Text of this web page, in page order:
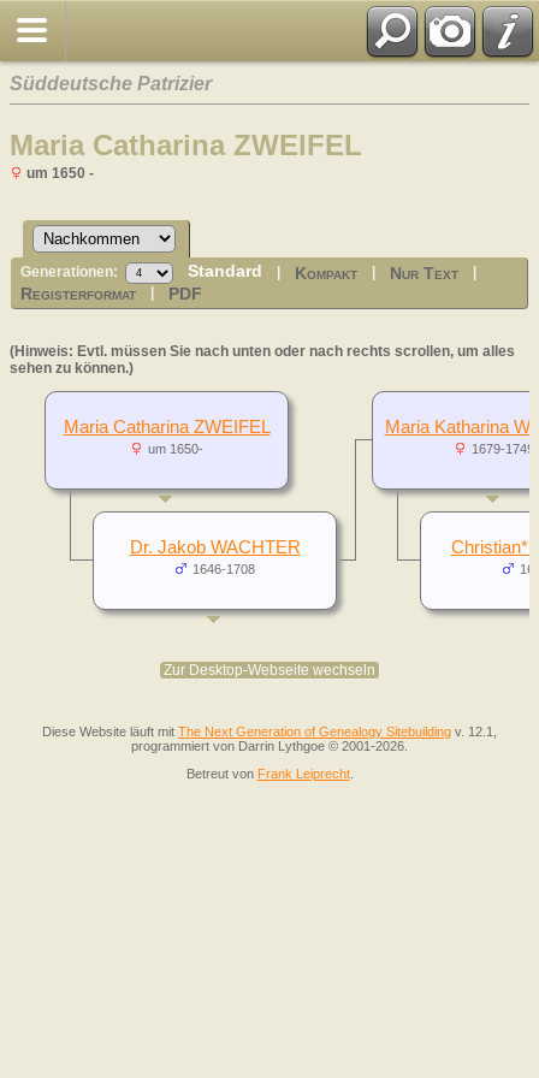
Süddeutsche Patrizier
Maria Catharina ZWEIFEL
um 1650 -
Generationen: Standard Kompakt Nur Text
Registerformat PDF
(Hinweis: Evtl. müssen Sie nach unten oder nach rechts scrollen, um alles
sehen zu können.)
Maria Katharina
1679-1749
Christian*
Maria Catharina ZWEIFEL
um 1650-
Dr. Jakob WACHTER
1646-1708
Zur Desktop-Webseite wechseln
Diese Website läuft mit The Next Generation of Genealogy Sitebuilding v. 12.1,
programmiert von Darrin Lythgoe © 2001-2026.
Betreut von Frank Leiprecht.